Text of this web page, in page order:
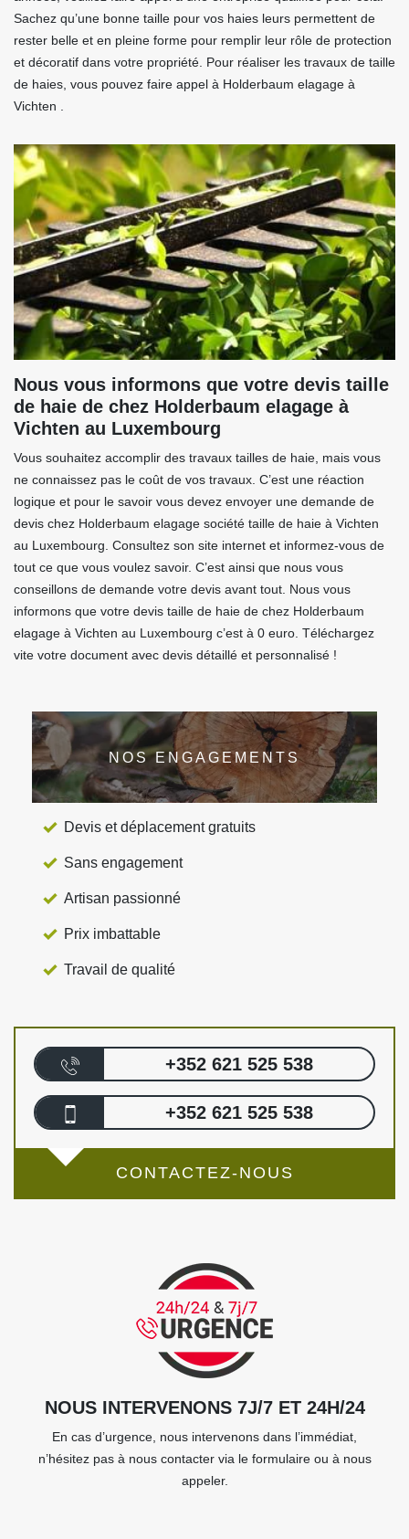
Sachez qu’une bonne taille pour vos haies leurs permettent de
rester belle et en pleine forme pour remplir leur rôle de protection
et décoratif dans votre propriété. Pour réaliser les travaux de taille
de haies, vous pouvez faire appel à Holderbaum elagage à
Vichten .
Nous vous informons que votre devis taille
de haie de chez Holderbaum elagage à
Vichten au Luxembourg
Vous souhaitez accomplir des travaux tailles de haie, mais vous
ne connaissez pas le coût de vos travaux. C’est une réaction
logique et pour le savoir vous devez envoyer une demande de
devis chez Holderbaum elagage société taille de haie à Vichten
au Luxembourg. Consultez son site internet et informez-vous de
tout ce que vous voulez savoir. C’est ainsi que nous vous
conseillons de demande votre devis avant tout. Nous vous
informons que votre devis taille de haie de chez Holderbaum
elagage à Vichten au Luxembourg c’est à 0 euro. Téléchargez
vite votre document avec devis détaillé et personnalisé !
NOS ENGAGEMENTS
Devis et déplacement gratuits
Sans engagement
Artisan passionné
Prix imbattable
Travail de qualité
+352 621 525 538
+352 621 525 538
CONTACTEZ-NOUS
NOUS INTERVENONS 7J/7 ET 24H/24
En cas d’urgence, nous intervenons dans l’immédiat,
n’hésitez pas à nous contacter via le formulaire ou à nous
appeler.